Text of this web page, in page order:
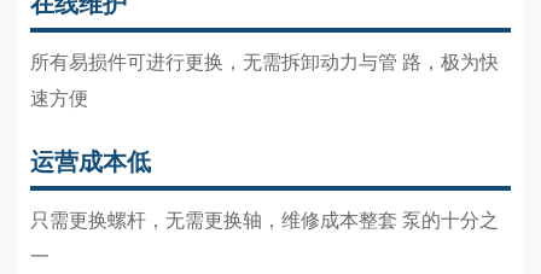
所有易损件可进行更换，无需拆卸动力与管 路，极为快
速方便
运营成本低
只需更换螺杆，无需更换轴，维修成本整套 泵的十分之
一